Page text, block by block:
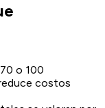
o 100
costos